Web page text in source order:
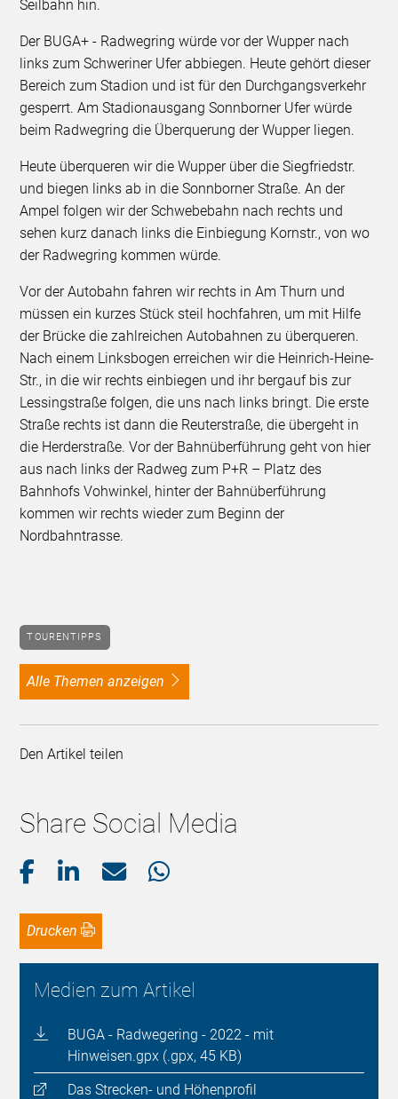
Seilbahn hin.
Der BUGA+ - Radwegring würde vor der Wupper nach
links zum Schweriner Ufer abbiegen. Heute gehört dieser
Bereich zum Stadion und ist für den Durchgangsverkehr
gesperrt. Am Stadionausgang Sonnborner Ufer würde
beim Radwegring die Überquerung der Wupper liegen.
Heute überqueren wir die Wupper über die Siegfriedstr.
und biegen links ab in die Sonnborner Straße. An der
Ampel folgen wir der Schwebebahn nach rechts und
sehen kurz danach links die Einbiegung Kornstr., von wo
der Radwegring kommen würde.
Vor der Autobahn fahren wir rechts in Am Thurn und
müssen ein kurzes Stück steil hochfahren, um mit Hilfe
der Brücke die zahlreichen Autobahnen zu überqueren.
Nach einem Linksbogen erreichen wir die Heinrich-Heine-
Str., in die wir rechts einbiegen und ihr bergauf bis zur
Lessingstraße folgen, die uns nach links bringt. Die erste
Straße rechts ist dann die Reuterstraße, die übergeht in
die Herderstraße. Vor der Bahnüberführung geht von hier
aus nach links der Radweg zum P+R – Platz des
Bahnhofs Vohwinkel, hinter der Bahnüberführung
kommen wir rechts wieder zum Beginn der
Nordbahntrasse.
TOURENTIPPS
alle Themen anzeigen
Den Artikel teilen
Share Social Media
Drucken
Medien zum Artikel
BUGA - Radwegering - 2022 - mit
Hinweisen.gpx (.gpx, 45 KB)
Das Strecken- und Höhenprofil